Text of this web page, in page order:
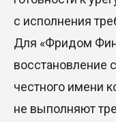
с исполнения
Для «Фридом
восстановление
честного имени
не выполняют